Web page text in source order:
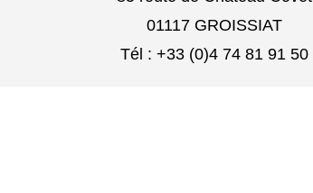
01117 GROISSIAT
Tél : +33 (0)4 74 81 91 50